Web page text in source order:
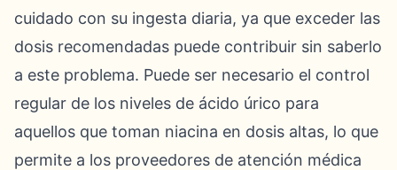
cuidado con su ingesta diaria, ya que exceder las
dosis recomendadas puede contribuir sin saberlo
a este problema. Puede ser necesario el control
regular de los niveles de ácido úrico para
aquellos que toman niacina en dosis altas, lo que
permite a los proveedores de atención médica